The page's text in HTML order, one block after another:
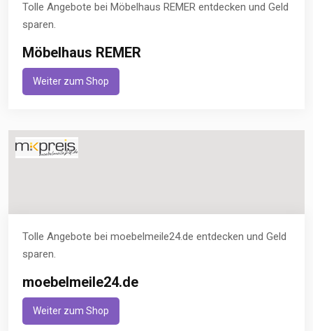
Tolle Angebote bei Möbelhaus REMER entdecken und Geld
sparen.
Möbelhaus REMER
Weiter zum Shop
Tolle Angebote bei moebelmeile24.de entdecken und Geld
sparen.
moebelmeile24.de
Weiter zum Shop